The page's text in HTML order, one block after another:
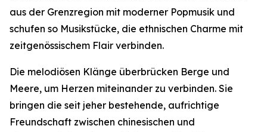
aus der Grenzregion mit moderner Popmusik und
schufen so Musikstücke, die ethnischen Charme mit
zeitgenössischem Flair verbinden.
Die melodiösen Klänge überbrücken Berge und
Meere, um Herzen miteinander zu verbinden. Sie
bringen die seit jeher bestehende, aufrichtige
Freundschaft zwischen chinesischen und